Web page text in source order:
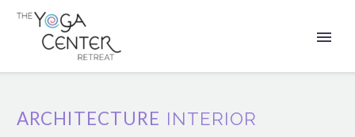
ARCHITECTURE INTERIOR